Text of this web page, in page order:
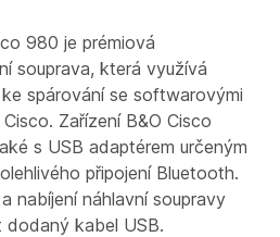
980 je prémiová
souprava, která využívá
spárování se softwarovými
Zařízení B&O Cisco
s USB adaptérem určeným
připojení Bluetooth.
nabíjení náhlavní soupravy
kabel USB.